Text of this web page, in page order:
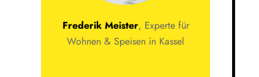
Frederik Meister, Experte für
Wohnen & Speisen in Kassel